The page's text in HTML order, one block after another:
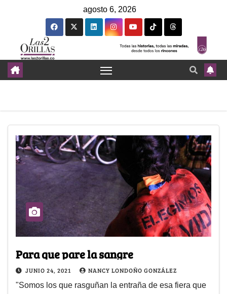
agosto 6, 2026
Para que pare la sangre
JUNIO 24, 2021 NANCY LONDOÑO GONZÁLEZ
"Somos los que rasguñan la entraña de esa fiera que